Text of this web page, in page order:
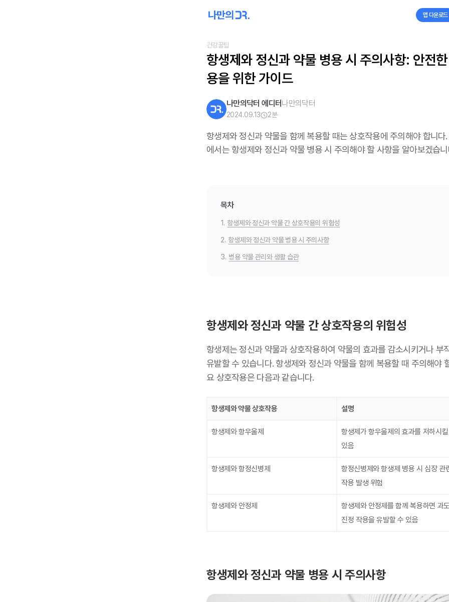
앱 다운로드
건강꿀팁
항생제와 정신과 약물 병용 시 주의사항: 안전
용을 위한 가이드
나만의닥터 에디터나만의닥터
2024.09.13 2분
항생제와 정신과 약물을 함께 복용할 때는 상호작용에 주의해야 합니다
에서는 항생제와 정신과 약물 병용 시 주의해야 할 사항을 알아보겠습
목차
1. 항생제와 정신과 약물 간 상호작용의 위험성
2. 항생제와 정신과 약물 병용 시 주의사항
3. 병용 약물 관리와 생활 습관
항생제와 정신과 약물 간 상호작용의 위험성
항생제는 정신과 약물과 상호작용하여 약물의 효과를 감소시키거나 부
유발할 수 있습니다. 항생제와 정신과 약물을 함께 복용할 때 주의해야
요 상호작용은 다음과 같습니다.
항생제와 약물 상호작용 설명
항생제와 항우울제
항생제가 항우울제의 효과를 저하시
있음
항생제와 항정신병제
항정신병제와 항생제 병용 시 심장 관
작용 발생 위험
항생제와 안정제
항생제와 안정제를 함께 복용하면 과
진정 작용을 유발할 수 있음
항생제와 정신과 약물 병용 시 주의사항